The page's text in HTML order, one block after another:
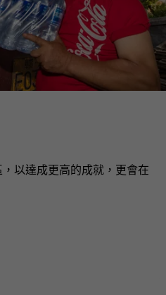
以達成更高的成就，更會在